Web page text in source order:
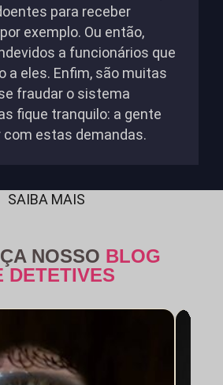
para receber
exemplo. Ou então,
a funcionários que
a eles. Enfim, são muitas
fraudar o sistema
fique tranquilo: a gente
com estas demandas.
SAIBA MAIS
NOSSO BLOG
DETETIVES